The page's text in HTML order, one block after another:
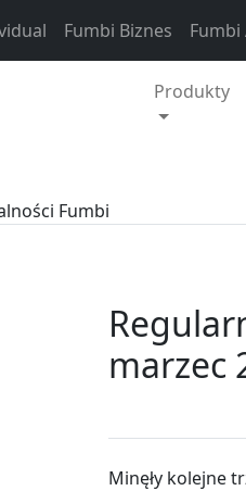
Fumbi Biznes Fumbi
Produkty
Fumbi
marzec
Minęły kolejne